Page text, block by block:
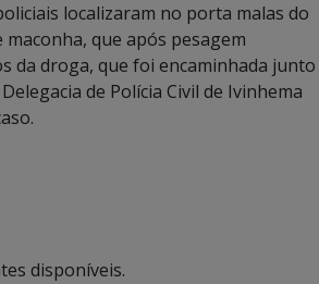
localizaram no porta malas do
que após pesagem
da droga, que foi encaminhada junto
de Polícia Civil de Ivinhema
disponíveis.